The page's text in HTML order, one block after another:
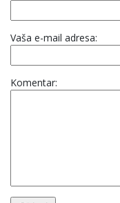
Vaša e-mail adresa:
Komentar: